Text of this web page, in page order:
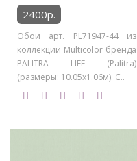
2400р.
Обои арт. PL71947-44 из
коллекции Multicolor бренда
PALITRA LIFE (Palitra)
(размеры: 10.05х1.06м). С..